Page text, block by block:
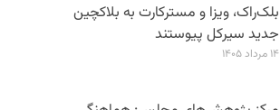
بلک‌راک، ویزا و مسترکارت به بلاکچین
جدید سیرکل پیوستند
۱۴ مرداد ۱۴۰۵